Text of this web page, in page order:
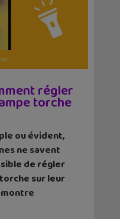
régler
torche
ou évident,
ne savent
de régler
sur leur
montre